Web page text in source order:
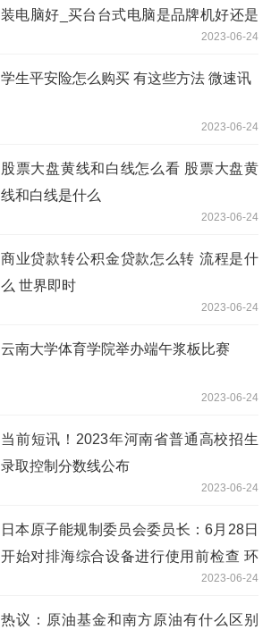
装电脑好_买台台式电脑是品牌机好还是
2023-06-24
学生平安险怎么购买 有这些方法 微速讯
2023-06-24
股票大盘黄线和白线怎么看 股票大盘黄
线和白线是什么
2023-06-24
商业贷款转公积金贷款怎么转 流程是什
么 世界即时
2023-06-24
云南大学体育学院举办端午浆板比赛
2023-06-24
当前短讯！2023年河南省普通高校招生
录取控制分数线公布
2023-06-24
日本原子能规制委员会委员长：6月28日
开始对排海综合设备进行使用前检查 环
2023-06-24
热议：原油基金和南方原油有什么区别